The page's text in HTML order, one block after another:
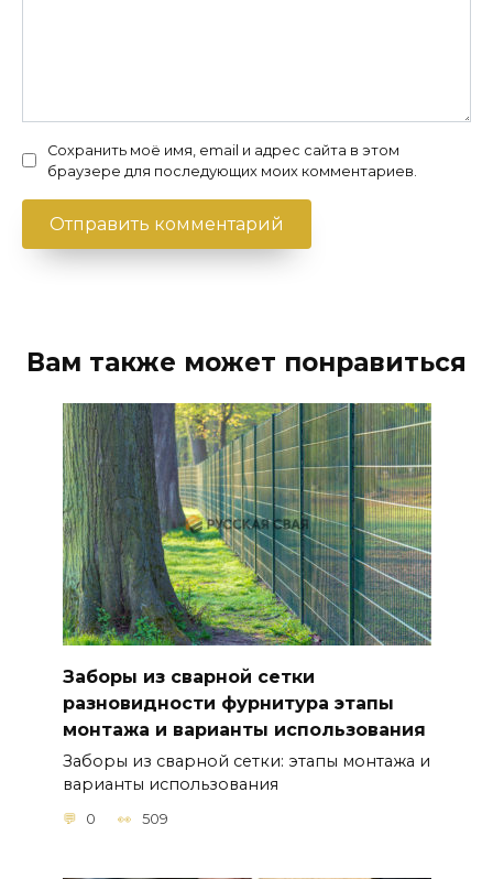
Сохранить моё имя, email и адрес сайта в этом
браузере для последующих моих комментариев.
Вам также может понравиться
Заборы из сварной сетки
разновидности фурнитура этапы
монтажа и варианты использования
Заборы из сварной сетки: этапы монтажа и
варианты использования
0 509